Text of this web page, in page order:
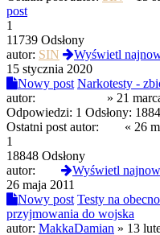
post
1
11739 Odsłony
autor: SIN
Wyświetl
15 stycznia 2020
Nowy post Narkotesty -
autor:
» 21
Odpowiedzi: 1 Odsłony:
Ostatni post autor:
« 26
1
18848 Odsłony
autor:
Wyświetl
26 maja 2011
Nowy post Testy na
przyjmowania do wojska
autor: MakkaDamian » 13